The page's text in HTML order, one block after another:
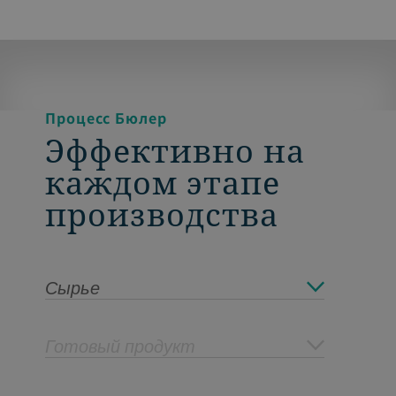
Процесс Бюлер
Эффективно на
каждом этапе
производства
Сырье